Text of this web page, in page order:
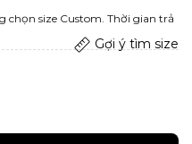
chọn size Custom. Thời gian trả
Gợi ý tìm size